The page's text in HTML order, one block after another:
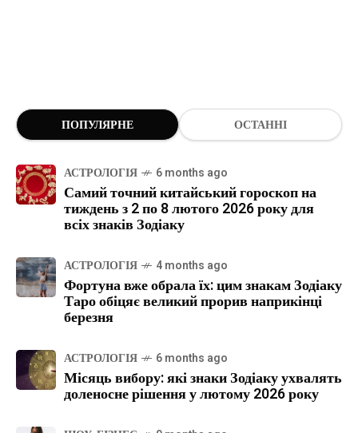
ПОПУЛЯРНЕ ОСТАННІ
АСТРОЛОГІЯ 6 months ago
Самий точний китайський гороскоп на
тиждень з 2 по 8 лютого 2026 року для
всіх знаків Зодіаку
АСТРОЛОГІЯ 4 months ago
Фортуна вже обрала їх: цим знакам Зодіаку
Таро обіцяє великий прорив наприкінці
березня
АСТРОЛОГІЯ 6 months ago
Місяць вибору: які знаки Зодіаку ухвалять
доленосне рішення у лютому 2026 року